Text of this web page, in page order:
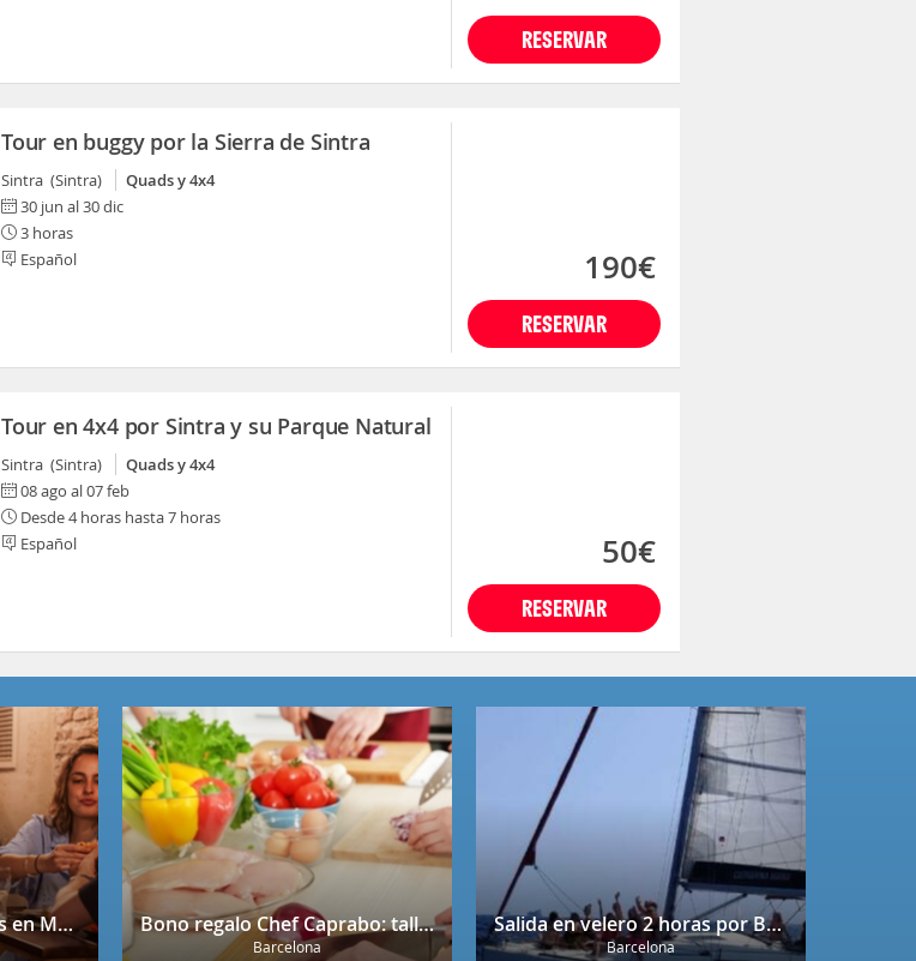
RESERVAR
Tour en buggy por la Sierra de Sintra
Sintra (Sintra)
Quads y 4x4
30 jun al 30 dic
3 horas
Español
RESERVAR
190€
Tour en 4x4 por Sintra y su Parque Natural
Sintra (Sintra)
Quads y 4x4
08 ago al 07 feb
Desde 4 horas hasta 7 horas
Español
RESERVAR
50€
Cena completa para dos en Mendrugo con cerveza artesana incluida Bono regalo Chef Caprabo: taller de cocina a escoger con degustación
Barcelona
Salida en velero 2 horas por Barcelona
Barcelona